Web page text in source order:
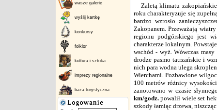
wasze galerie
wyślij kartkę
konkursy
folklor
kultura i sztuka
imprezy regionalne
baza turystyczna
Zaletą klimatu
roku charakteryzuje się
bardzo wzrosło
Zakopanem. Przeważają
regionu podgórskiego jest
charakterze lokalnym.
wschód - wyż. Wówczas
drodze pasmo tatrzańskie i
nich para wodna ulega
Wierchami. Pozbawione
100 metrów różnicy
zanotowano w czasie
km/godz.powalił wiele set
szkody łamiąc drzewa,